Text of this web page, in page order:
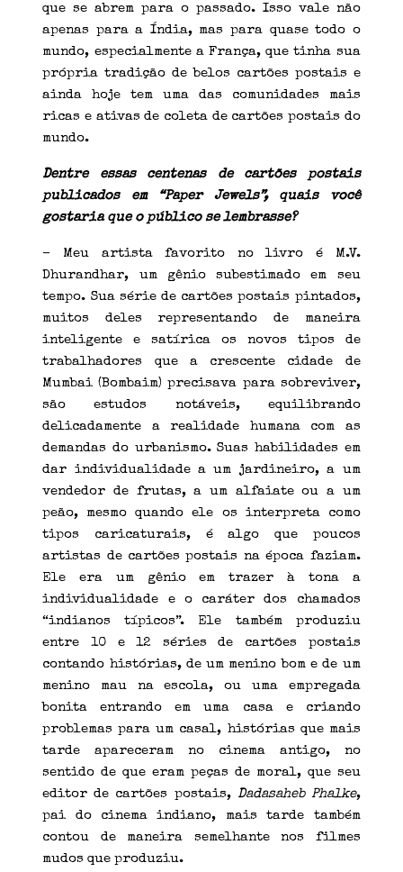
que se abrem para o passado. Isso vale não
apenas para a Índia, mas para quase todo o
mundo, especialmente a França, que tinha sua
própria tradição de belos cartões postais e
ainda hoje tem uma das comunidades mais
ricas e ativas de coleta de cartões postais do
mundo.
Dentre essas centenas de cartões postais
publicados em “Paper Jewels”, quais você
gostaria que o público se lembrasse?
– Meu artista favorito no livro é M.V.
Dhurandhar, um gênio subestimado em seu
tempo. Sua série de cartões postais pintados,
muitos deles representando de maneira
inteligente e satírica os novos tipos de
trabalhadores que a crescente cidade de
Mumbai (Bombaim) precisava para sobreviver,
são estudos notáveis, equilibrando
delicadamente a realidade humana com as
demandas do urbanismo. Suas habilidades em
dar individualidade a um jardineiro, a um
vendedor de frutas, a um alfaiate ou a um
peão, mesmo quando ele os interpreta como
tipos caricaturais, é algo que poucos
artistas de cartões postais na época faziam.
Ele era um gênio em trazer à tona a
individualidade e o caráter dos chamados
“indianos típicos”. Ele também produziu
entre 10 e 12 séries de cartões postais
contando histórias, de um menino bom e de um
menino mau na escola, ou uma empregada
bonita entrando em uma casa e criando
problemas para um casal, histórias que mais
tarde apareceram no cinema antigo, no
sentido de que eram peças de moral, que seu
editor de cartões postais, Dadasaheb Phalke,
pai do cinema indiano, mais tarde também
contou de maneira semelhante nos filmes
mudos que produziu.